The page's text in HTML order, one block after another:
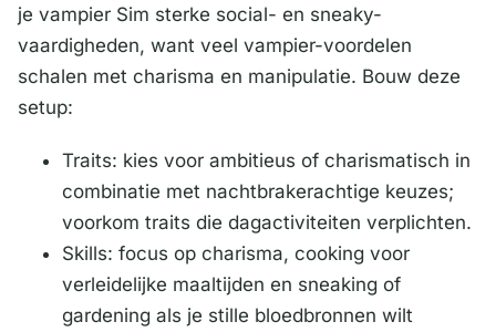
je vampier Sim sterke social- en sneaky-
vaardigheden, want veel vampier-voordelen
schalen met charisma en manipulatie. Bouw deze
setup:
Traits: kies voor ambitieus of charismatisch in
combinatie met nachtbrakerachtige keuzes;
voorkom traits die dagactiviteiten verplichten.
Skills: focus op charisma, cooking voor
verleidelijke maaltijden en sneaking of
gardening als je stille bloedbronnen wilt